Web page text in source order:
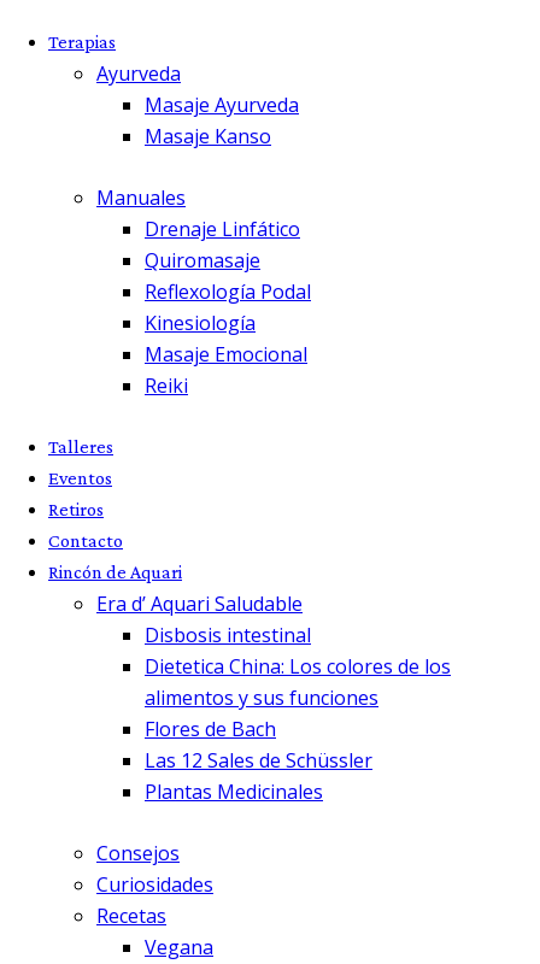
Terapias
Ayurveda
Masaje Ayurveda
Masaje Kanso
Manuales
Drenaje Linfático
Quiromasaje
Reflexología Podal
Kinesiología
Masaje Emocional
Reiki
Talleres
Eventos
Retiros
Contacto
Rincón de Aquari
Era d’ Aquari Saludable
Disbosis intestinal
Dietetica China: Los colores de los
alimentos y sus funciones
Flores de Bach
Las 12 Sales de Schüssler
Plantas Medicinales
Consejos
Curiosidades
Recetas
Vegana